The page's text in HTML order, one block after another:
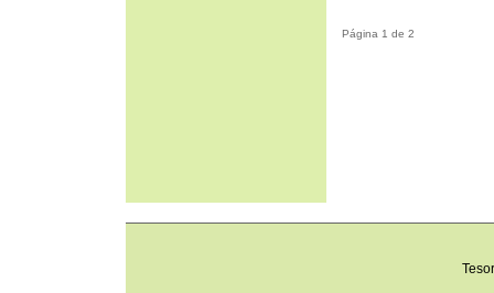
Página 1 de 2